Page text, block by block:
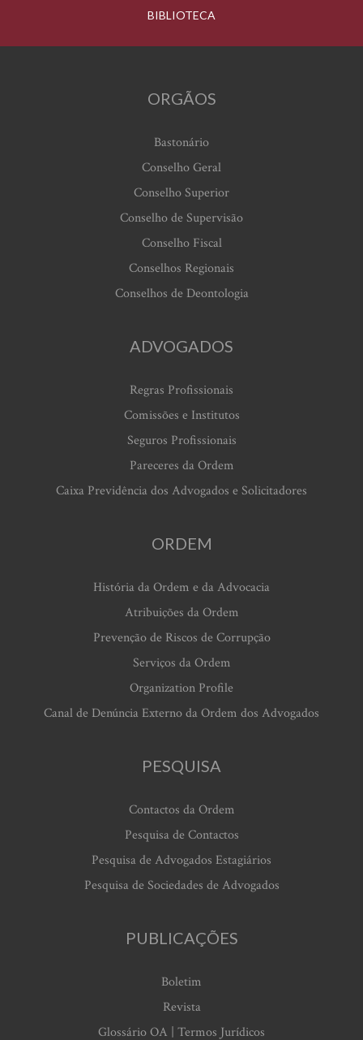
BIBLIOTECA
ORGÃOS
Bastonário
Conselho Geral
Conselho Superior
Conselho de Supervisão
Conselho Fiscal
Conselhos Regionais
Conselhos de Deontologia
ADVOGADOS
Regras Profissionais
Comissões e Institutos
Seguros Profissionais
Pareceres da Ordem
Caixa Previdência dos Advogados e Solicitadores
ORDEM
História da Ordem e da Advocacia
Atribuições da Ordem
Prevenção de Riscos de Corrupção
Serviços da Ordem
Organization Profile
Canal de Denúncia Externo da Ordem dos Advogados
PESQUISA
Contactos da Ordem
Pesquisa de Contactos
Pesquisa de Advogados Estagiários
Pesquisa de Sociedades de Advogados
PUBLICAÇÕES
Boletim
Revista
Glossário OA | Termos Jurídicos